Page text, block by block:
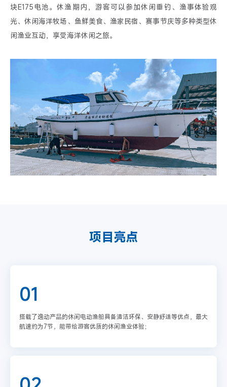
块E175电池。休渔期内，游客可以参加休闲垂钓、渔事体验观
光、休闲海洋牧场、鱼鲜美食、渔家民宿、赛事节庆等多种类型休
闲渔业互动，享受海洋休闲之旅。
项目亮点
01
搭载了逸动产品的休闲电动渔船具备清洁环保、安静舒适等优点，最大
航速约为7节，能带给游客优质的休闲渔业体验；